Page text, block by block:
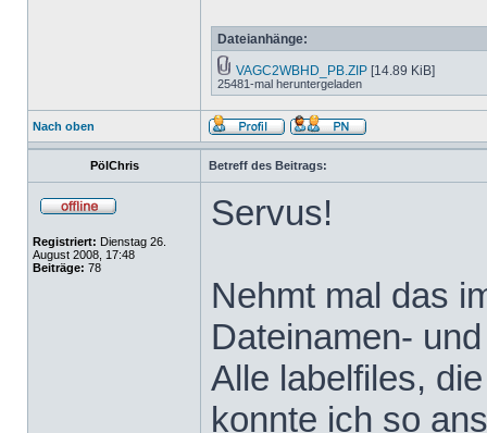
Dateianhänge:
VAGC2WBHD_PB.ZIP [14.89 KiB]
25481-mal heruntergeladen
Nach oben
PölChris Betreff des Beitrags:
Registriert: Dienstag 26.
August 2008, 17:48
Beiträge: 78
Servus!
Nehmt mal das
Dateinamen-
Alle labelfiles,
konnte ich so